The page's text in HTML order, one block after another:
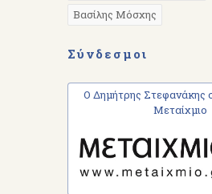
Βασίλης Μόσχης
Σύνδεσμοι
Ο Δημήτρης Στεφανάκης
Μεταίχμιο